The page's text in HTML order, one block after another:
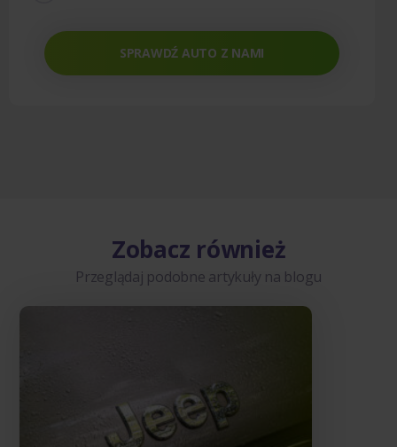
SPRAWDŹ AUTO Z NAMI
Zobacz również
Przeglądaj podobne artykuły na blogu